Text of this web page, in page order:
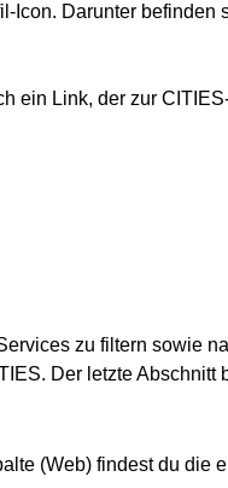
Icon. Darunter befinden
ein Link, der zur
zu filtern sowie
Der letzte
(Web) findest du